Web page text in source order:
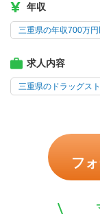
年収
三重県の年収700万
求人内容
三重県のドラッグス
フ